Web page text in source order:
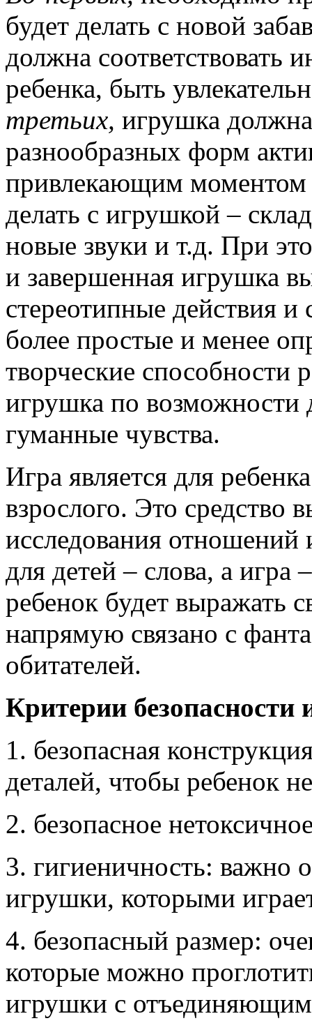
будет делать с новой
должна соответствовать
ребенка, быть
третьих, игрушка
разнообразных форм
привлекающим моментом
делать с игрушкой –
новые звуки и т.д. При
и завершенная игрушка
стереотипные действия
более простые и менее
творческие способности
игрушка по возможности
гуманные чувства.
Игра является для
взрослого. Это средство
исследования
для детей – слова, а
ребенок будет выражать
напрямую связано с
обитателей.
Критерии
1. безопасная
деталей, чтобы ребенок
2. безопасное
3. гигиеничность: важно
игрушки, которыми
4. безопасный размер:
которые можно
игрушки с